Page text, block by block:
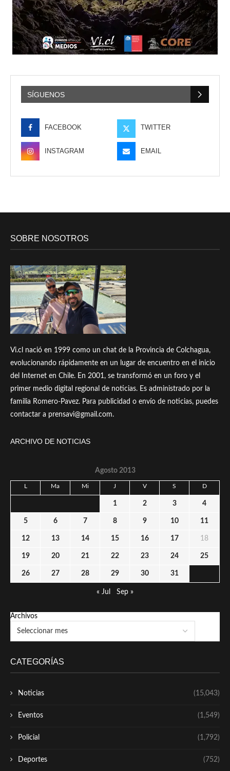
SÍGUENOS
FACEBOOK TWITTER
INSTAGRAM EMAIL
SOBRE NOSOTROS
Vi.cl nació en 1999 como un chat de la Provincia de Colchagua,
evolucionando rápidamente en un lugar de encuentro en el inicio
del Internet en Chile. En 2001, se transformó en un foro y el
primer medio digital regional de noticias. Es administrado por la
familia Romero-Pavez. Para publicidad o envío de noticias, puedes
contactar a prensavi@gmail.com.
ARCHIVO DE NOTICIAS
Agosto 2013
L Ma Mi J V S D
1 2 3 4
5 6 7 8 9 10 11
12 13 14 15 16 17 18
19 20 21 22 23 24 25
26 27 28 29 30 31
« Jul Sep »
Archivos
CATEGORÍAS
Noticias (15,043)
Eventos (1,549)
Policial (1,792)
Deportes (752)